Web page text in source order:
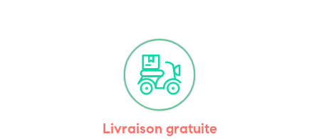
Livraison gratuite